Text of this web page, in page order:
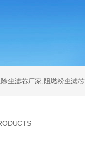
尘滤芯厂家,阻燃粉尘滤芯